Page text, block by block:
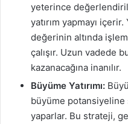
yeterince
yatırım yapmayı
değerinin altında
çalışır. Uzun vadede
kazanacağına inanılır.
Büyüme Yatırımı:
büyüme potansiyeline
yaparlar. Bu strateji,